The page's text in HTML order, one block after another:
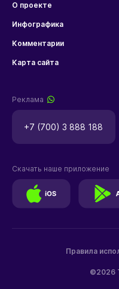
О проекте
Инфографика
Комментарии
Карта сайта
Реклама
+7 (700) 3 888 188
©2026
Правила
Скачать наше приложение